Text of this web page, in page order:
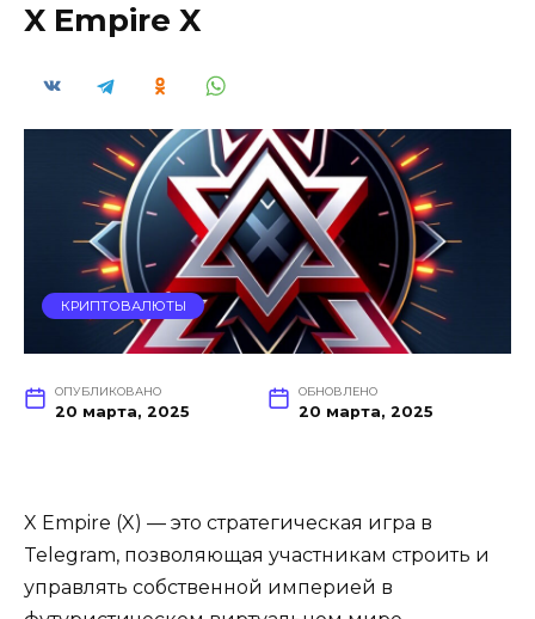
X Empire X
КРИПТОВАЛЮТЫ
ОПУБЛИКОВАНО
20 марта, 2025
ОБНОВЛЕНО
20 марта, 2025
X Empire (X) — это стратегическая игра в
Telegram, позволяющая участникам строить и
управлять собственной империей в